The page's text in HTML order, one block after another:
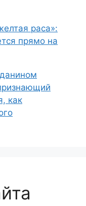
раса»:
прямо на
как